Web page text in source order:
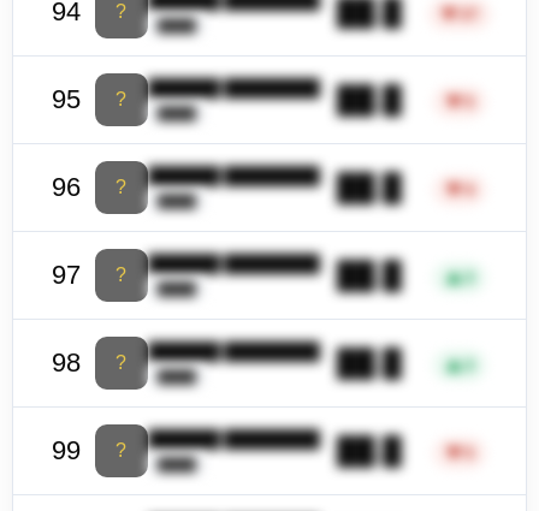
94 ?
████ ██.█ ▼
95 ?
██████ ████████
████ ██.█ ▼
96 ?
██████ ████████
████ ██.█ ▼
97 ?
██████ ████████
████ ██.█ ▲3
98 ?
██████ ████████
████ ██.█ ▲3
99 ?
██████ ████████
████ ██.█ ▼